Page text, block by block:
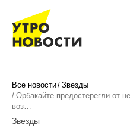
Все новости Звезды
Орбакайте предостерегли от
воз…
Звезды